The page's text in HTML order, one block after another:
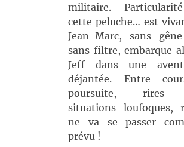
militaire.
cette peluche… est
Jean-Marc, sans
sans filtre, embarque
Jeff dans une
déjantée. Entre
poursuite, rires
situations loufoques,
ne va se passer
prévu !